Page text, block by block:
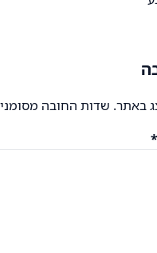
באתר. שדות החובה
*